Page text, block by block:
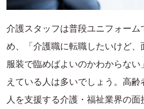
介護スタッフは普段ユニフォーム
め、「介護職に転職したいけど、
服装で臨めばよいのかわからな
えている人は多いでしょう。高齢
人を支援する介護・福祉業界の